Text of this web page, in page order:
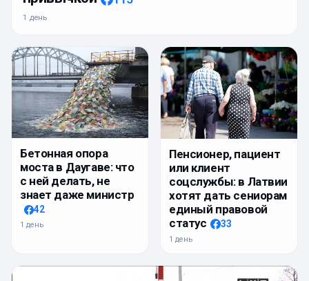
1 день
Бетонная опора
моста в Даугаве: что
с ней делать, не
знает даже министр
42
1 день
Пенсионер, пациент
или клиент
соцслужбы: в Латвии
хотят дать сениорам
единый правовой
статус
33
1 день